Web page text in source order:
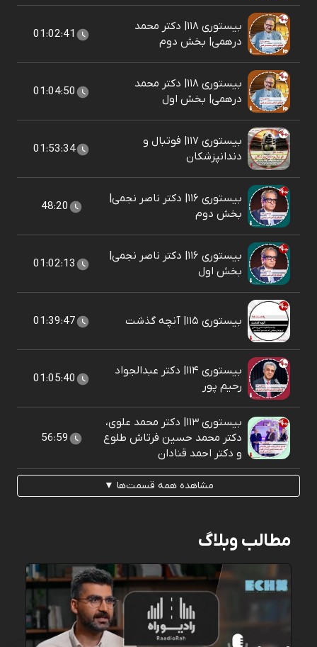
بیستوری ۱۱۸| دکتر محمد
درهمی| بخش دوم
01:02:41
بیستوری ۱۱۸| دکتر محمد
درهمی| بخش اول
01:04:50
بیستوری ۱۱۷| فوتبال و
دندانپزشکان
01:53:34
بیستوری ۱۱۶| دکتر ناصر نجمی|
بخش دوم
48:20
بیستوری ۱۱۶| دکتر ناصر نجمی|
بخش اول
01:02:13
بیستوری ۱۱۵| آنچه گذشت 01:39:47
بیستوری ۱۱۴| دکتر عبدالجواد
رحیم پور
01:05:40
بیستوری ۱۱۳| دکتر محمد علوی،
دکتر محمد حسین فرتاش طلوع
و دکتر احمد قنادان
56:59
مشاهده همه قسمت‌ها ▼
مطالب وبلاگ